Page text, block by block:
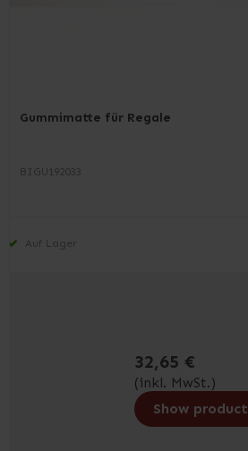
Gummimatte für Regale
BIGU192033
Auf Lager
32,65 €
(inkl. MwSt.)
Show product